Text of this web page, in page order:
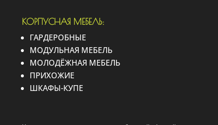
КОРПУСНАЯ МЕБЕЛЬ:
ГАРДЕРОБНЫЕ
МОДУЛЬНАЯ МЕБЕЛЬ
МОЛОДЁЖНАЯ МЕБЕЛЬ
ПРИХОЖИЕ
ШКАФЫ-КУПЕ